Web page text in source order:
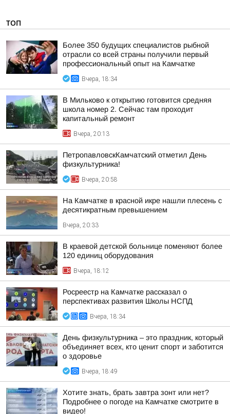
ТОП
Более 350 будущих специалистов рыбной
отрасли со всей страны получили первый
профессиональный опыт на Камчатке
Вчера, 18:34
В Мильково к открытию готовится средняя
школа номер 2. Сейчас там проходит
капитальный ремонт
Вчера, 20:13
ПетропавловскКамчатский отметил День
физкультурника!
Вчера, 20:58
На Камчатке в красной икре нашли плесень с
десятикратным превышением
Вчера, 20:33
В краевой детской больнице поменяют более
120 единиц оборудования
Вчера, 18:12
Росреестр на Камчатке рассказал о
перспективах развития Школы НСПД
Вчера, 18:34
День физкультурника – это праздник, который
объединяет всех, кто ценит спорт и заботится
о здоровье
Вчера, 18:49
Хотите знать, брать завтра зонт или нет?
Подробнее о погоде на Камчатке смотрите в
видео!